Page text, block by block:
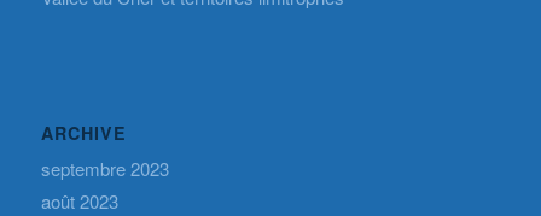
ARCHIVE
septembre 2023
août 2023